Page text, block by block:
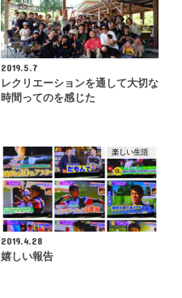
2019.5.7
レクリエーションを通して大切な
時間ってのを感じた
楽しい生活
2019.4.28
嬉しい報告